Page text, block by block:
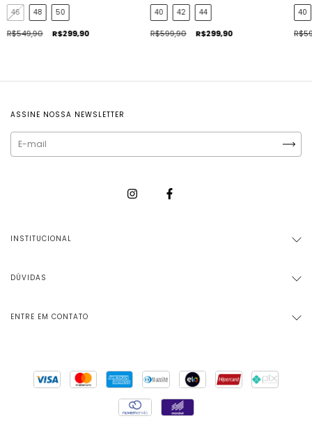
46 48 50
R$549,90 R$299,90
40 42 44
R$599,90 R$299,90
40
ASSINE NOSSA NEWSLETTER
INSTITUCIONAL
DÚVIDAS
ENTRE EM CONTATO